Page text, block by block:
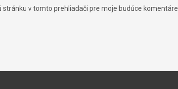
v tomto prehliadači pre moje budúce komentáre.